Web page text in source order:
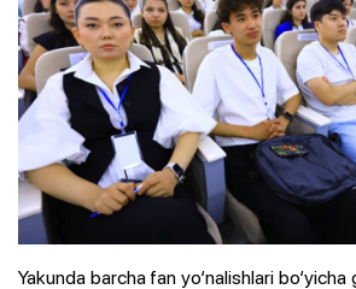
Yakunda barcha fan yo‘nalishlari bo‘yicha